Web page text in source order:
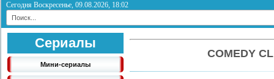
Сегодня Воскресенье, 09.08.2026, 18:02
Сериалы
Мини-сериалы
COMEDY